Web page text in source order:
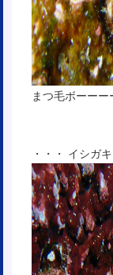
まつ毛ボーー
・・・ イシガ